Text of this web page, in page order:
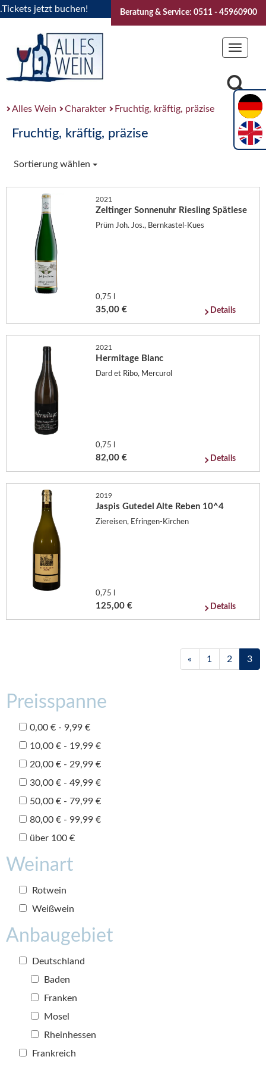
jetzt buchen! "Das Sommerfest 2026" Vive la
Beratung & Service: 0511 - 45960900
Toggle
Alles Wein Charakter Fruchtig, kräftig, präzise
Fruchtig, kräftig, präzise
Sortierung wählen
2021
Zeltinger Sonnenuhr Riesling Spätlese
Prüm Joh. Jos., Bernkastel-Kues
0,75 l
35,00 € Details
2021
Hermitage Blanc
Dard et Ribo, Mercurol
0,75 l
82,00 € Details
2019
Jaspis Gutedel Alte Reben 10^4
Ziereisen, Efringen-Kirchen
0,75 l
125,00 € Details
« 1 2 3
Preisspanne
0,00 € - 9,99 €
10,00 € - 19,99 €
20,00 € - 29,99 €
30,00 € - 49,99 €
50,00 € - 79,99 €
80,00 € - 99,99 €
über 100 €
Weinart
Rotwein
Weißwein
Anbaugebiet
Deutschland
Baden
Franken
Mosel
Rheinhessen
Frankreich